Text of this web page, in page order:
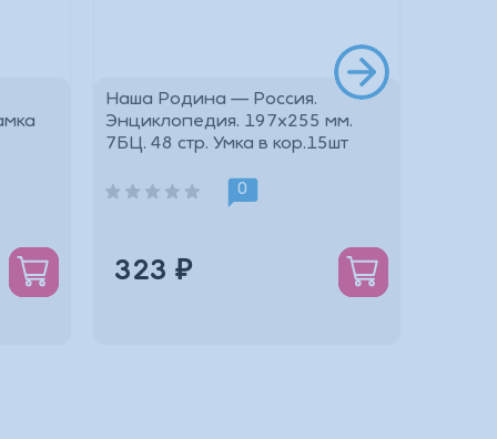
Наша Родина — Россия.
Энциклопедия. 197х255 мм.
7БЦ. 48 стр. Умка в кор.15шт
0
323 ₽